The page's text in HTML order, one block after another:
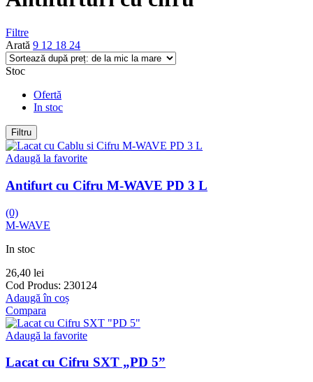
Filtre
Arată 9 12 18 24
Stoc
Ofertă
In stoc
Filtru
Adaugă la favorite
Antifurt cu Cifru M-WAVE PD 3 L
(0)
M-WAVE
In stoc
26,40 lei
Cod Produs: 230124
Adaugă în coș
Compara
Adaugă la favorite
Lacat cu Cifru SXT „PD 5”